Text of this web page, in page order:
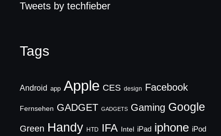
Tweets by techfieber
Tags
Android app Apple CES design Facebook
Fernsehen GADGET GADGETS Gaming Google
Green Handy HTD IFA Intel iPad iphone iPod